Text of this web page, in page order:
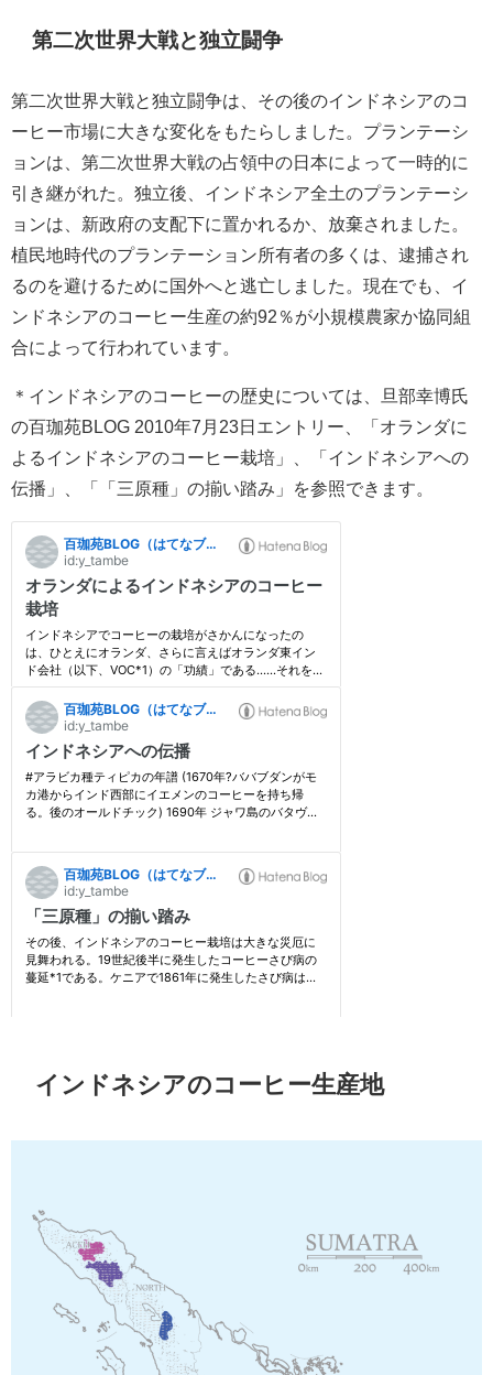
第二次世界大戦と独立闘争
第二次世界大戦と独立闘争は、その後のインドネシアのコ
ーヒー市場に大きな変化をもたらしました。プランテーシ
ョンは、第二次世界大戦の占領中の日本によって一時的に
引き継がれた。独立後、インドネシア全土のプランテーシ
ョンは、新政府の支配下に置かれるか、放棄されました。
植民地時代のプランテーション所有者の多くは、逮捕され
るのを避けるために国外へと逃亡しました。現在でも、イ
ンドネシアのコーヒー生産の約92％が小規模農家か協同組
合によって行われています。
＊インドネシアのコーヒーの歴史については、旦部幸博氏
の百珈苑BLOG 2010年7月23日エントリー、「オランダに
よるインドネシアのコーヒー栽培」、「インドネシアへの
伝播」、「「三原種」の揃い踏み」を参照できます。
インドネシアのコーヒー生産地